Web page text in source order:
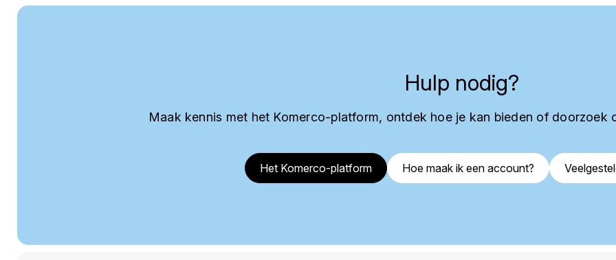
Hulp nodig?
Maak kennis met het Komerco-platform, ontdek hoe je kan bieden of doorzoek
Het Komerco-platform Hoe maak ik een account?